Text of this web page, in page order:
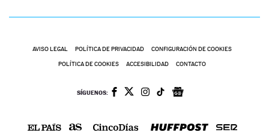
AVISO LEGAL POLÍTICA DE PRIVACIDAD CONFIGURACIÓN DE COOKIES
POLÍTICA DE COOKIES ACCESIBILIDAD CONTACTO
SÍGUENOS: